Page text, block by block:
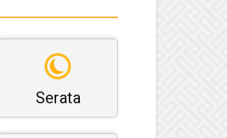
Serata